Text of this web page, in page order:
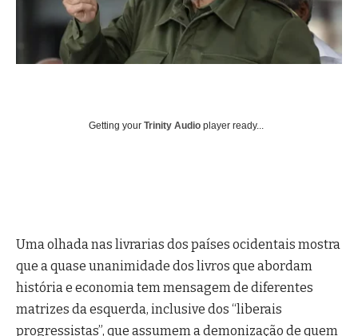
Getting your Trinity Audio player ready...
Uma olhada nas livrarias dos países ocidentais mostra
que a quase unanimidade dos livros que abordam
história e economia tem mensagem de diferentes
matrizes da esquerda, inclusive dos “liberais
progressistas”, que assumem a demonização de quem